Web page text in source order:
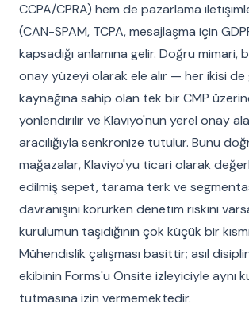
CCPA/CPRA) hem de pazarlama
(CAN-SPAM, TCPA, mesajlaşma için
kapsadığı anlamına gelir. Doğru mimari,
onay yüzeyi olarak ele alır — her ikisi
kaynağına sahip olan tek bir CMP
yönlendirilir ve Klaviyo'nun yerel onay
aracılığıyla senkronize tutulur. Bunu
mağazalar, Klaviyo'yu ticari olarak
edilmiş sepet, tarama terk ve
davranışını korurken denetim riskini
kurulumun taşıdığının çok küçük bir
Mühendislik çalışması basittir; asıl
ekibinin Forms'u Onsite izleyiciyle aynı
tutmasına izin vermemektedir.